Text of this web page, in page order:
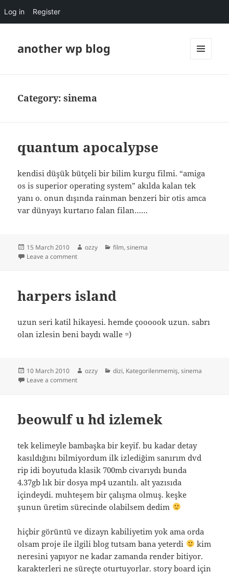
Log in Register
another wp blog
Category:sinema
quantum apocalypse
kendisi düşük bütçeli bir bilim kurgu filmi. “amiga
os is superior operating system” akılda kalan tek
yanı o. onun dışında rainman benzeri bir otis amca
var dünyayı kurtarıo falan filan……
Posted
on
15 March 2010 Author
ozzy Categories
film,sinema
Leave a commenton quantum apocalypse
harpers island
uzun seri katil hikayesi. hemde çoooook uzun. sabrı
olan izlesin beni baydı walle =)
Posted
on
10 March 2010 Author
ozzy Categories
dizi, Kategorilenmemiş,sinema
Leave a commenton harpers island
beowulf u hd izlemek
tek kelimeyle bambaşka bir keyif. bu kadar detay
kasıldığını bilmiyordum ilk izlediğim sanırım dvd
rip idi boyutuda klasik 700mb civarıydı bunda
4.37gb lık bir dosya mp4 uzantılı. alt yazısıda
içindeydi. muhteşem bir çalışma olmuş. keşke
şunun üretim sürecinde olabilsem dedim
hiçbir görüntü ve dizayn kabiliyetim yok ama orda
olsam proje ile ilgili blog tutsam bana yeterdi
kim
neresini yapıyor ne kadar zamanda render bitiyor.
karakterleri ne süreçte oturtuyorlar. story board için